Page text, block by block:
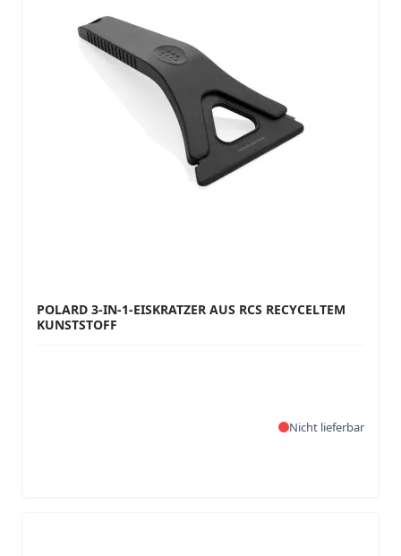
POLARD 3-IN-1-EISKRATZER AUS RCS RECYCELTEM
KUNSTSTOFF
Nicht lieferbar